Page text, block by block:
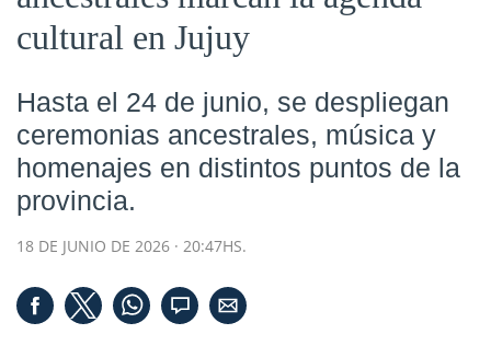
cultural en Jujuy
Hasta el 24 de junio, se despliegan
ceremonias ancestrales, música y
homenajes en distintos puntos de la
provincia.
18 DE JUNIO DE 2026 · 20:47HS.